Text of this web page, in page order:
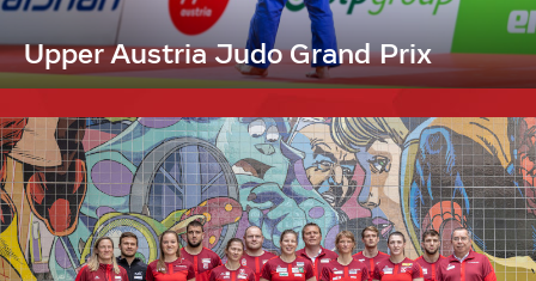
Upper Austria Judo Grand Prix